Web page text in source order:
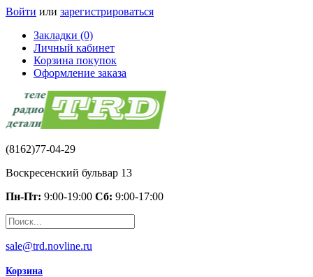
Войти или зарегистрироваться
Закладки (0)
Личный кабинет
Корзина покупок
Оформление заказа
(8162)77-04-29
Воскресенский бульвар 13
Пн-Пт: 9:00-19:00 Сб: 9:00-17:00
sale@trd.novline.ru
Корзина